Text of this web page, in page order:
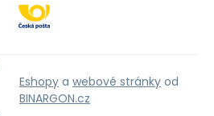
Eshopy a webové stránky od
BINARGON.cz